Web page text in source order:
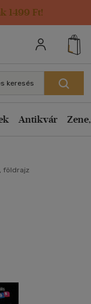
1499 Ft!
keresés
Antikvár
földrajz